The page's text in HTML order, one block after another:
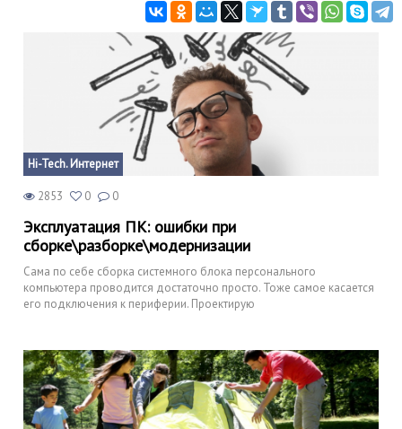
Hi-Tech. Интернет
2853 0 0
Эксплуатация ПК: ошибки при
сборке\разборке\модернизации
Сама по себе сборка системного блока персонального
компьютера проводится достаточно просто. Тоже самое касается
его подключения к периферии. Проектирую